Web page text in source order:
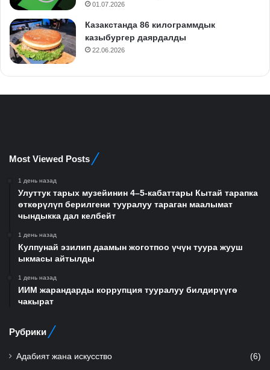
01.07.2026
Казакстанда 86 килограммдык
казыбургер даярдалды
22.06.2026
Most Viewed Posts
1 день назад
Улуттук тарых музейинин 4–5-кабаттары Кытай тарапка
өткөрүлүп берилгени тууралуу тараган маалымат
чындыкка дал келбейт
1 день назад
Кулпунай эзилип даамын жоготпоо үчүн туура жууш
ыкмасы айтылды
1 день назад
ИИМ жарандарды коррупция тууралуу билдирүүгө
чакырат
Рубрики
Адабият жана искусство (6)